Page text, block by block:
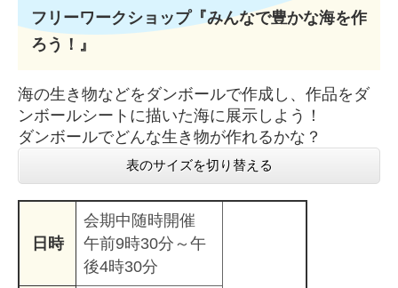
フリーワークショップ『みんなで豊かな海を作
ろう！』
海の生き物などをダンボールで作成し、作品をダ
ンボールシートに描いた海に展示しよう！
ダンボールでどんな生き物が作れるかな？
表のサイズを切り替える
日時
会期中随時開催
午前9時30分～午
後4時30分